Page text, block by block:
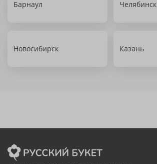
Барнаул Челябинск
Новосибирск Казань